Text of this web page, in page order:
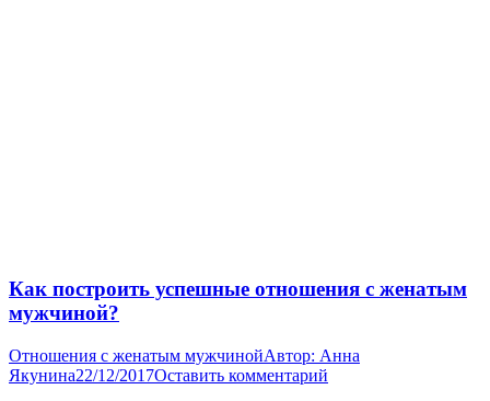
Как построить успешные отношения с женатым
мужчиной?
Отношения с женатым мужчинойАвтор: Анна
Якунина22/12/2017Оставить комментарий